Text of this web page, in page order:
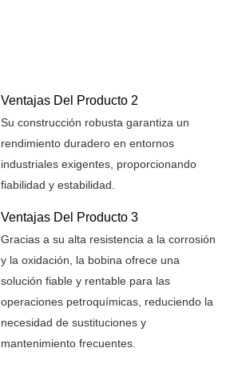
Ventajas Del Producto 2
Su construcción robusta garantiza un
rendimiento duradero en entornos
industriales exigentes, proporcionando
fiabilidad y estabilidad.
Ventajas Del Producto 3
Gracias a su alta resistencia a la corrosión
y la oxidación, la bobina ofrece una
solución fiable y rentable para las
operaciones petroquímicas, reduciendo la
necesidad de sustituciones y
mantenimiento frecuentes.